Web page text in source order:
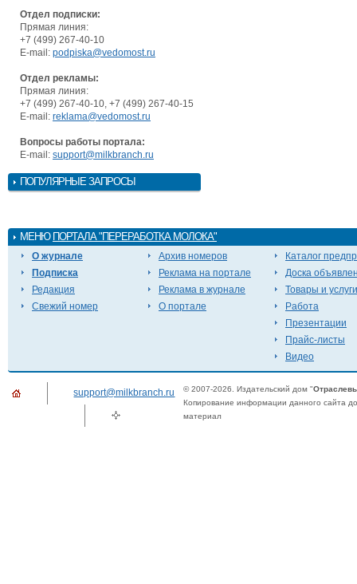
Отдел подписки:
Прямая линия:
+7 (499) 267-40-10
E-mail: podpiska@vedomost.ru
Отдел рекламы:
Прямая линия:
+7 (499) 267-40-10, +7 (499) 267-40-15
E-mail: reklama@vedomost.ru
Вопросы работы портала:
E-mail: support@milkbranch.ru
ПОПУЛЯРНЫЕ ЗАПРОСЫ
МЕНЮ ПОРТАЛА "ПЕРЕРАБОТКА МОЛОКА"
О журнале
Подписка
Редакция
Свежий номер
Архив номеров
Реклама на портале
Реклама в журнале
О портале
Каталог
Доска
Товары и услуги
Работа
Презентации
Прайс-листы
Видео
support@milkbranch.ru © 2007-2026. Издательский дом "
Копирование информации данного сайта
материал